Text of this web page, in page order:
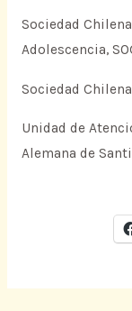
Sociedad
Adolescencia,
Sociedad
Unidad de
Alemana de